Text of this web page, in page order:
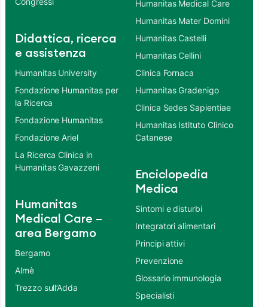
Didattica, ricerca
e assistenza
Humanitas University
Fondazione Humanitas per
la Ricerca
Fondazione Humanitas
Fondazione Ariel
La Ricerca Clinica in
Humanitas Gavazzeni
Humanitas
Medical Care –
area Bergamo
Bergamo
Almè
Trezzo sull’Adda
Humanitas Medical Care
Humanitas Mater Domini
Humanitas Castelli
Humanitas Cellini
Clinica Fornaca
Humanitas Gradenigo
Clinica Sedes Sapientiae
Humanitas Istituto Clinico
Catanese
Enciclopedia
Medica
Sintomi e disturbi
Integratori alimentari
Principi attivi
Prevenzione
Glossario immunologia
Specialisti